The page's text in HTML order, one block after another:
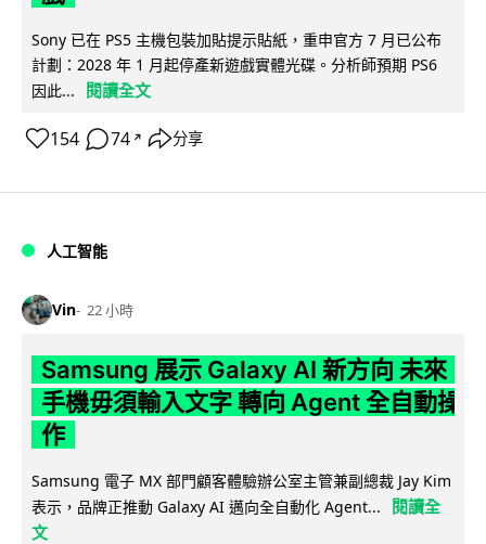
Sony 已在 PS5 主機包裝加貼提示貼紙，重申官方 7 月已公布
計劃：2028 年 1 月起停產新遊戲實體光碟。分析師預期 PS6
因此...
閱讀全文
154 74 ↗ 分享
人工智能
Vin 22 小時
Samsung 展示 Galaxy AI 新方向 未來
手機毋須輸入文字 轉向 Agent 全自動操
作
Samsung 電子 MX 部門顧客體驗辦公室主管兼副總裁 Jay Kim
表示，品牌正推動 Galaxy AI 邁向全自動化 Agent...
閱讀全
文